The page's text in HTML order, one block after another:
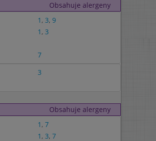
Obsahuje alergeny
1 , 3, 9
1 , 3
7
3
Obsahuje alergeny
1 , 7
1 , 3, 7